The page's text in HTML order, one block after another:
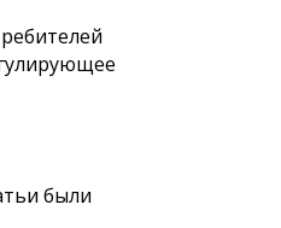
были